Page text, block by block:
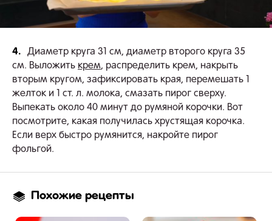
4.
Диаметр круга 31 см, диаметр второго круга 35
см. Выложить крем, распределить крем, накрыть
вторым кругом, зафиксировать края, перемешать 1
желток и 1 ст. л. молока, смазать пирог сверху.
Выпекать около 40 минут до румяной корочки. Вот
посмотрите, какая получилась хрустящая корочка.
Если верх быстро румянится, накройте пирог
фольгой.
Похожие рецепты